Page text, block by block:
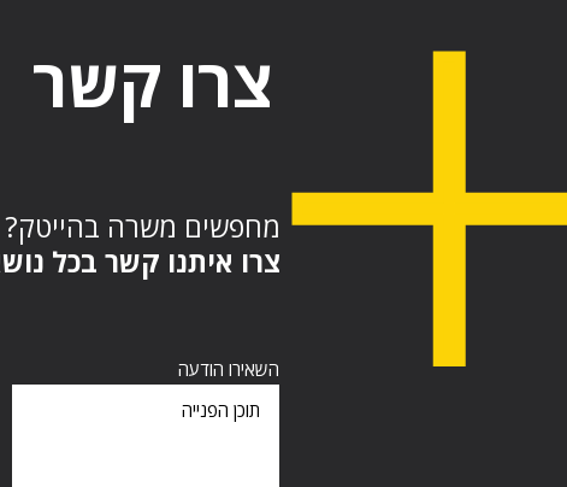
צרו קשר
מחפשים משרה
צרו איתנו קשר בכל
השאירו הודעה